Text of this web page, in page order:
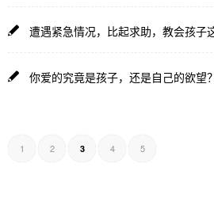
遭遇紧急情况，比起求助，教会孩子
你爱的究竟是孩子，还是自己的欲望？
1 2 3 4 5